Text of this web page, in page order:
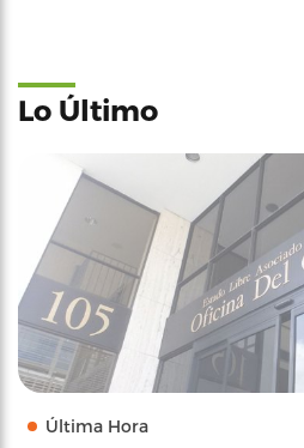
Lo Último
Última Hora